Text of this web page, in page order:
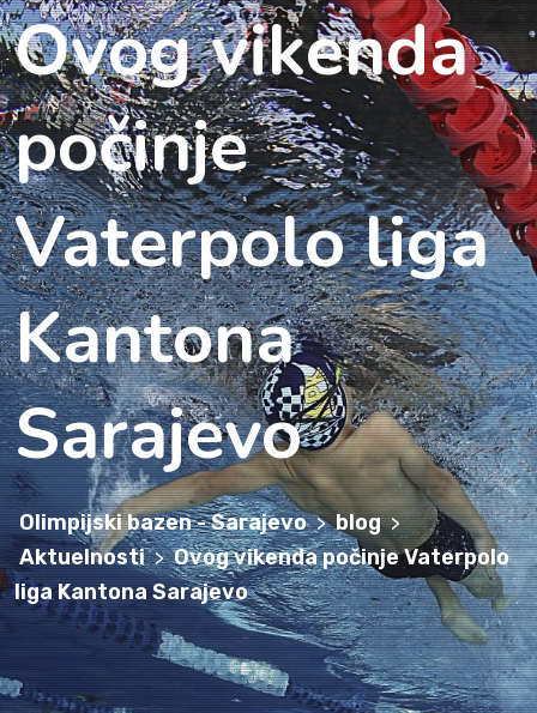
Ovog vikenda
počinje
Vaterpolo liga
Kantona
Sarajevo
Olimpijski bazen - Sarajevo > blog >
Aktuelnosti > Ovog vikenda počinje Vaterpolo
liga Kantona Sarajevo